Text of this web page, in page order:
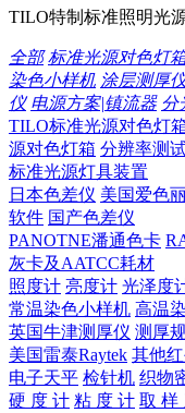
TILO特制标准照明光
全部 标准光源对色灯
染色小样机 涂层测厚
仪 电源方案|镇流器 分
TILO标准光源对色灯
源对色灯箱 分辨率测
标准光源灯具装置
日本色差仪 美国爱色
软件 国产色差仪
PANOTNE潘通色卡
灰卡及AATCC耗材
照度计 亮度计 光泽度
常温染色小样机 高温
英国牛津测厚仪 测厚
美国雷泰Raytek 其他
电子天平 检针机 织物
硬 度 计 粘 度 计 取 样